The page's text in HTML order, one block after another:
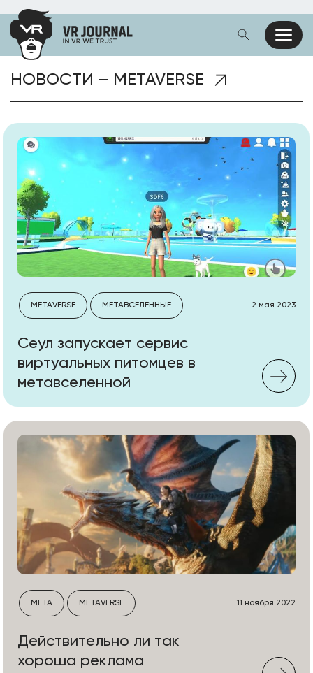
НОВОСТИ – METAVERSE
METAVERSE МЕТАВСЕЛЕННЫЕ 2 мая 2023
Сеул запускает сервис
виртуальных питомцев в
метавселенной
META METAVERSE 11 ноября 2022
Действительно ли так
хороша реклама